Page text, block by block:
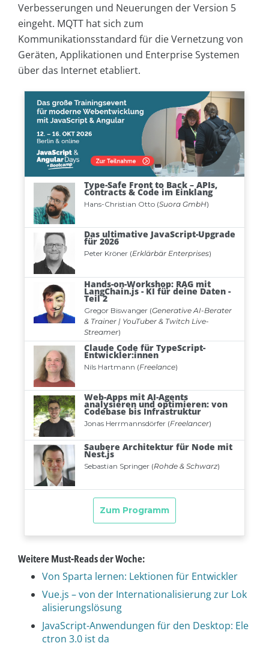
Verbesserungen und Neuerungen der Version 5
eingeht. MQTT hat sich zum
Kommunikationsstandard für die Vernetzung von
Geräten, Applikationen und Enterprise Systemen
über das Internet etabliert.
Weitere Must-Reads der Woche:
Von Sparta lernen: Lektionen für Entwickler
Vue.js – von der Internationalisierung zur Lok
alisierungslösung
JavaScript-Anwendungen für den Desktop: Ele
ctron 3.0 ist da